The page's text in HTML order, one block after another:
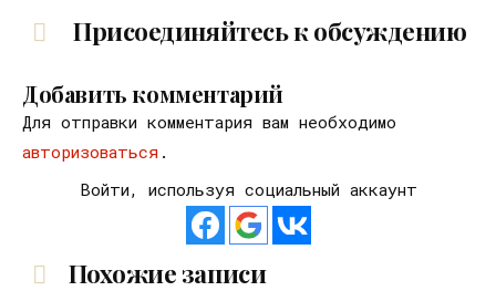
Присоединяйтесь к обсуждению
Добавить комментарий
Для отправки комментария вам необходимо
авторизоваться .
Войти, используя социальный аккаунт
Похожие записи